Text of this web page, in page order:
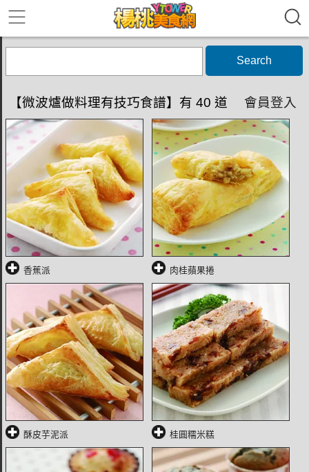
Search
【微波爐做料理有技巧食譜】有 40 道 會員登入
香蕉派 肉桂蘋果捲
酥皮芋泥派 桂圓糯米糕